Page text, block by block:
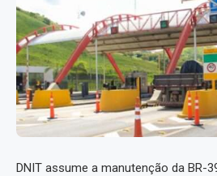
DNIT assume a manutenção da BR-